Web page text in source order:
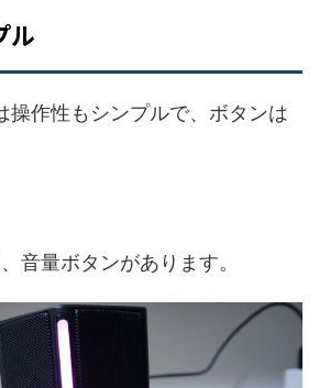
ル
操作性もシンプルで、ボタンは
音量ボタンがあります。